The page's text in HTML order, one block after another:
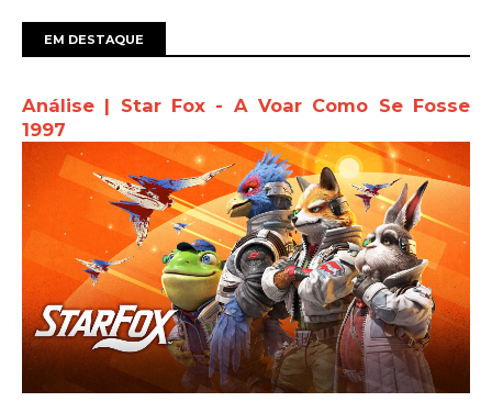
EM DESTAQUE
Análise | Star Fox - A Voar Como Se Fosse
1997